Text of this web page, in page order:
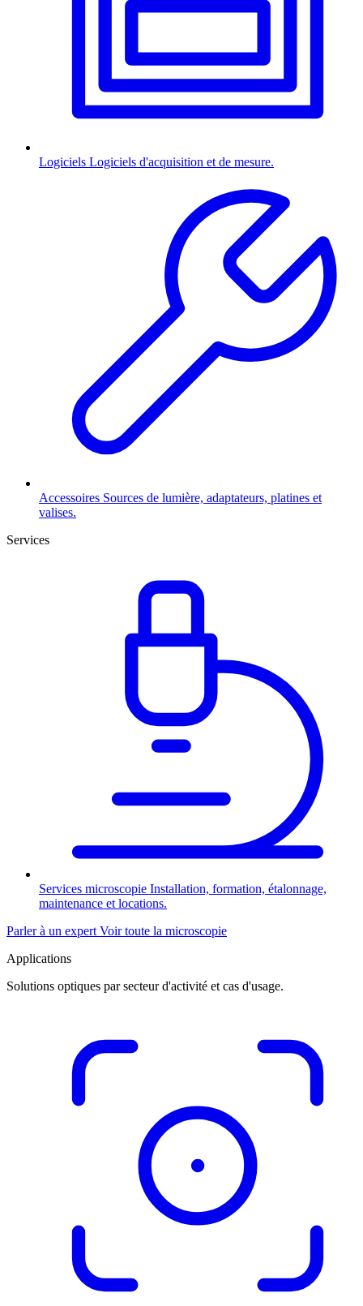
Logiciels Logiciels d'acquisition et de mesure.
Accessoires Sources de lumière, adaptateurs, platines et
valises.
Services
Services microscopie Installation, formation, étalonnage,
maintenance et locations.
Parler à un expert Voir toute la microscopie
Applications
Solutions optiques par secteur d'activité et cas d'usage.